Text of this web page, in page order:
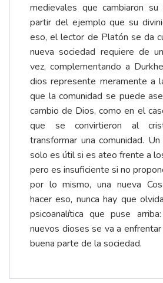
medievales que cambiaron
partir del ejemplo que su
eso, el lector de Platón se da
nueva sociedad requiere de
vez, complementando a
dios represente meramente a
que la comunidad se puede
cambio de Dios, como en el
que se convirtieron al
transformar una comunidad.
solo es útil si es ateo frente a
pero es insuficiente si no
por lo mismo, una nueva
hacer eso, nunca hay que
psicoanalítica que puse
nuevos dioses se va a
buena parte de la sociedad.